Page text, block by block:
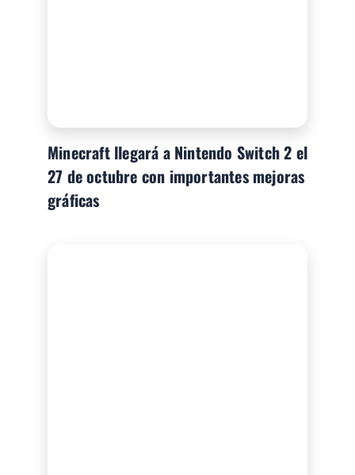
Minecraft llegará a Nintendo Switch 2 el
27 de octubre con importantes mejoras
gráficas